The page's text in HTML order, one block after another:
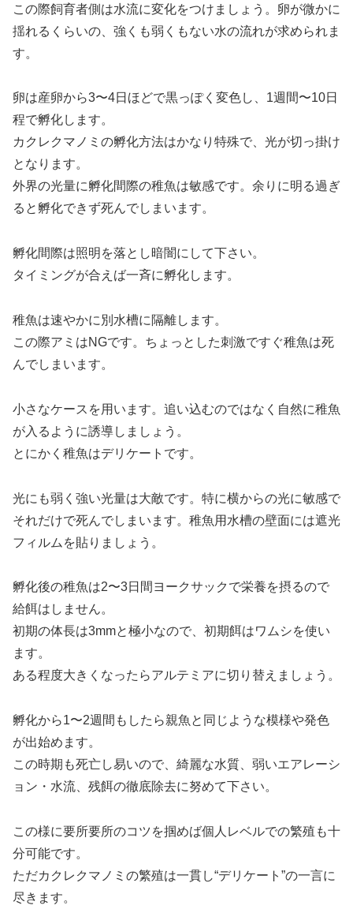
この際飼育者側は水流に変化をつけましょう。卵が微かに
揺れるくらいの、強くも弱くもない水の流れが求められま
す。
卵は産卵から3〜4日ほどで黒っぽく変色し、1週間〜10日
程で孵化します。
カクレクマノミの孵化方法はかなり特殊で、光が切っ掛け
となります。
外界の光量に孵化間際の稚魚は敏感です。余りに明る過ぎ
ると孵化できず死んでしまいます。
孵化間際は照明を落とし暗闇にして下さい。
タイミングが合えば一斉に孵化します。
稚魚は速やかに別水槽に隔離します。
この際アミはNGです。ちょっとした刺激ですぐ稚魚は死
んでしまいます。
小さなケースを用います。追い込むのではなく自然に稚魚
が入るように誘導しましょう。
とにかく稚魚はデリケートです。
光にも弱く強い光量は大敵です。特に横からの光に敏感で
それだけで死んでしまいます。稚魚用水槽の壁面には遮光
フィルムを貼りましょう。
孵化後の稚魚は2〜3日間ヨークサックで栄養を摂るので
給餌はしません。
初期の体長は3mmと極小なので、初期餌はワムシを使い
ます。
ある程度大きくなったらアルテミアに切り替えましょう。
孵化から1〜2週間もしたら親魚と同じような模様や発色
が出始めます。
この時期も死亡し易いので、綺麗な水質、弱いエアレーシ
ョン・水流、残餌の徹底除去に努めて下さい。
この様に要所要所のコツを掴めば個人レベルでの繁殖も十
分可能です。
ただカクレクマノミの繁殖は一貫し“デリケート”の一言に
尽きます。